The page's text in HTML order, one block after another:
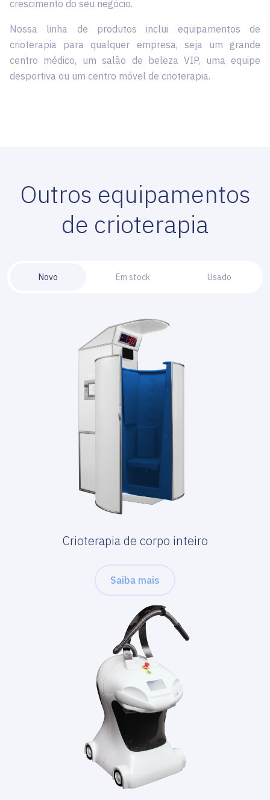
crescimento do seu negócio.
Nossa linha de produtos inclui equipamentos de
crioterapia para qualquer empresa, seja um grande
centro médico, um salão de beleza VIP, uma equipe
desportiva ou um centro móvel de crioterapia.
Outros equipamentos
de crioterapia
Novo Em stock Usado
Crioterapia de corpo inteiro
Saiba mais